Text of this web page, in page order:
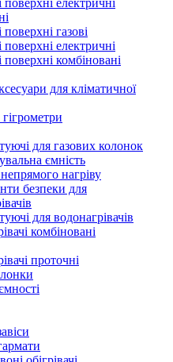
електричні
газові
електричні
комбіновані
для кліматичної
для газових колонок
ємність
нагріву
безпеки для
для водонагрівачів
комбіновані
проточні